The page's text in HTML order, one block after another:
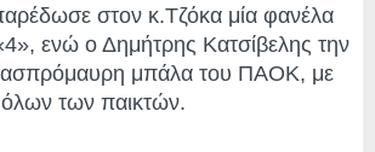
στον κ.Τζόκα μία φανέλα
ενώ ο Δημήτρης Κατσίβελης την
ασπρόμαυρη μπάλα του ΠΑΟΚ, με
των παικτών.